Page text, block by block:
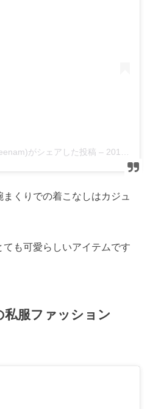
がシェアした投稿 – 2016年10月月8日午前6時34分PDT
くりでの着こなしはカジュ
も可愛らしいアイテムです
私服ファッション